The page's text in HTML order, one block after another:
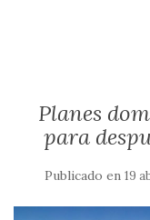
Planes
para
Publicado en 19